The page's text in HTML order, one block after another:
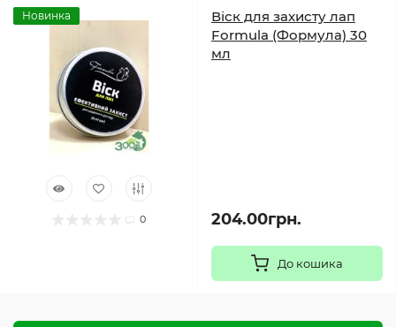
Новинка
0
Віск для захисту лап
Formula (Формула) 30
мл
204.00грн.
До кошика